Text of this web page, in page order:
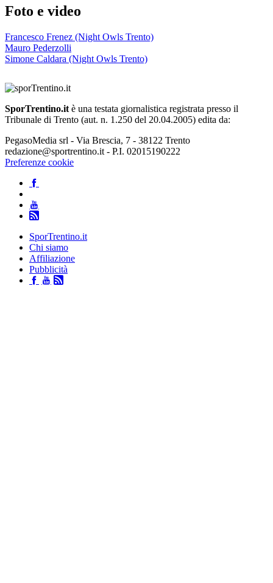
Foto e video
Francesco Frenez (Night Owls Trento)
Mauro Pederzolli
Simone Caldara (Night Owls Trento)
SporTrentino.it è una testata giornalistica registrata presso il
Tribunale di Trento (aut. n. 1.250 del 20.04.2005) edita da:
PegasoMedia srl - Via Brescia, 7 - 38122 Trento
redazione@sportrentino.it - P.I. 02015190222
Preferenze cookie
SporTrentino.it
Chi siamo
Affiliazione
Pubblicità